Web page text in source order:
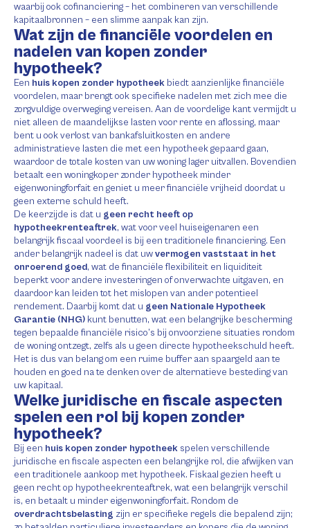
waarbij ook cofinanciering – het combineren van verschillende
kapitaalbronnen – een slimme aanpak kan zijn.
Wat zijn de financiële voordelen en
nadelen van kopen zonder
hypotheek?
Een huis kopen zonder hypotheek biedt aanzienlijke financiële
voordelen, maar brengt ook specifieke nadelen met zich mee die
zorgvuldige overweging vereisen. Aan de voordelige kant vermijdt u
niet alleen de maandelijkse lasten voor rente en aflossing, maar
bent u ook verlost van bankafsluitkosten en andere
administratieve lasten die met een hypotheek gepaard gaan,
waardoor de totale kosten van uw woning lager uitvallen. Bovendien
betaalt een woningkoper zonder hypotheek minder
eigenwoningforfait en geniet u meer financiële vrijheid doordat u
geen externe schuld heeft.
De keerzijde is dat u geen recht heeft op
hypotheekrenteaftrek, wat voor veel huiseigenaren een
belangrijk fiscaal voordeel is bij een traditionele financiering. Een
ander belangrijk nadeel is dat uwvermogen vaststaat in het
onroerend goed, wat de financiële flexibiliteit en liquiditeit
beperkt voor andere investeringen of onverwachte uitgaven, en
daardoor kan leiden tot het mislopen van ander potentieel
rendement. Daarbij komt dat u geen Nationale Hypotheek
Garantie (NHG) kunt benutten, wat een belangrijke bescherming
tegen bepaalde financiële risico’s bij onvoorziene situaties rondom
de woning ontzegt, zelfs als u geen directe hypotheekschuld heeft.
Het is dus van belang om een ruime buffer aan spaargeld aan te
houden en goed na te denken over de alternatieve besteding van
uw kapitaal.
Welke juridische en fiscale aspecten
spelen een rol bij kopen zonder
hypotheek?
Bij een huis kopen zonder hypotheek spelen verschillende
juridische en fiscale aspecten een belangrijke rol, die afwijken van
een traditionele aankoop met hypotheek. Fiskaal gezien heeft u
geen recht op hypotheekrenteaftrek, wat een belangrijk verschil
is, en betaalt u minder eigenwoningforfait. Rondom de
overdrachtsbelasting zijn er specifieke regels die bepalend zijn;